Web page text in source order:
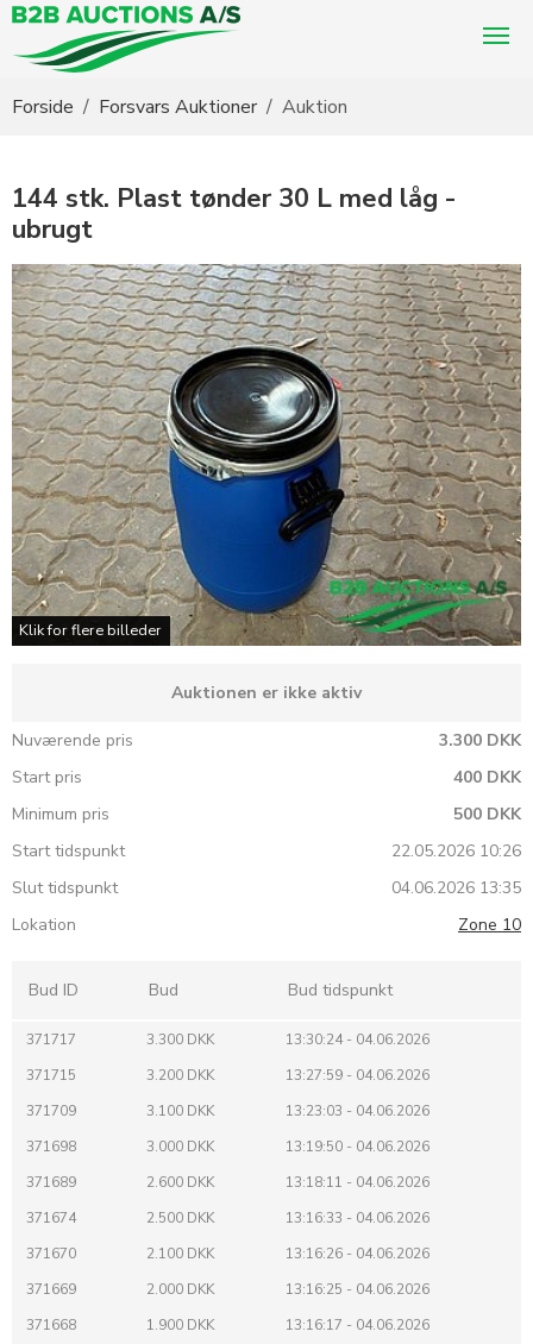
Forside Forsvars Auktioner Auktion
144 stk. Plast tønder 30 L med låg -
ubrugt
Klik for flere billeder
Auktionen er ikke aktiv
Nuværende pris
3.300 DKK
Start pris
400 DKK
Minimum pris
500 DKK
Start tidspunkt
22.05.2026 10:26
Slut tidspunkt
04.06.2026 13:35
Lokation
Zone 10
Bud ID Bud Bud tidspunkt
371717 3.300 DKK
13:30:24 - 04.06.2026
371715
3.200 DKK
13:27:59 - 04.06.2026
371709
3.100 DKK
13:23:03 - 04.06.2026
371698
3.000 DKK
13:19:50 - 04.06.2026
371689
2.600 DKK
13:18:11 - 04.06.2026
371674
2.500 DKK
13:16:33 - 04.06.2026
371670
2.100 DKK
13:16:26 - 04.06.2026
371669
2.000 DKK
13:16:25 - 04.06.2026
371668
1.900 DKK
13:16:17 - 04.06.2026